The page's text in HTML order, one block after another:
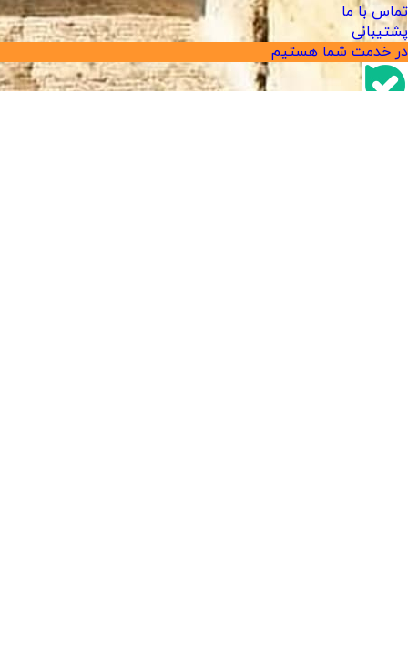
تماس با ما
پشتیبانی
در خدمت شما هستیم